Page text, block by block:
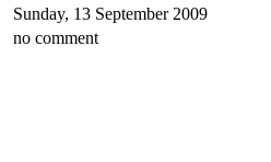
Sunday, 13 September 2009
no comment